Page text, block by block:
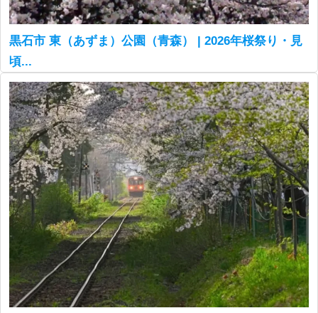
黒石市 東（あずま）公園（青森） | 2026年桜祭り・見
頃...